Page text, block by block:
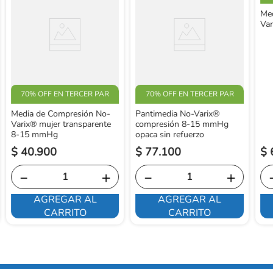
70% OFF EN TERCER PAR
Media de Compresión No-
Varix® mujer transparente
8-15 mmHg
$ 40.900
＋
－
AGREGAR AL
CARRITO
70% OFF EN TERCER PAR
Pantimedia No-Varix®
compresión 8-15 mmHg
opaca sin refuerzo
$ 77.100
＋
－
AGREGAR AL
CARRITO
$